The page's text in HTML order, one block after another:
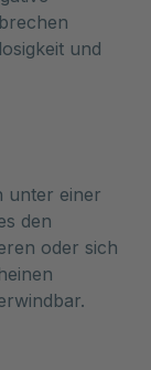
und
unter einer
den
oder sich